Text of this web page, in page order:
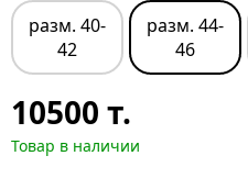
разм. 40-
42
разм. 44-
46
10500 т.
Товар в наличии